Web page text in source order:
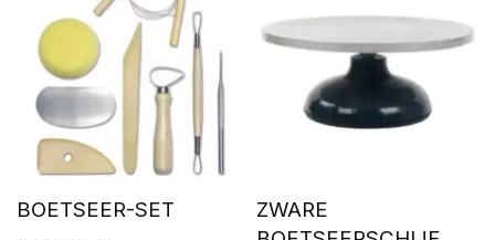
BOETSEER-SET
ZWARE